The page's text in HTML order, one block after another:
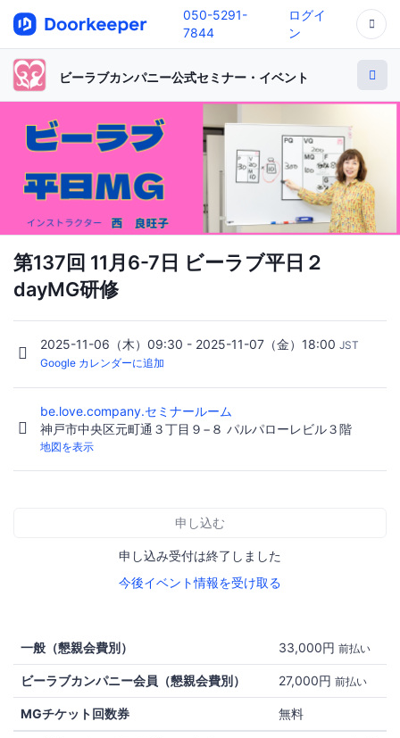
050-5291-
7844
ログイ
ン
ビーラブカンパニー公式セミナー・イベント
第137回 11月6-7日 ビーラブ平日２
dayMG研修
2025-11-06（木）09:30 - 2025-11-07（金）18:00 JST
Google カレンダーに追加
be.love.company.セミナールーム
神戸市中央区元町通３丁目９−８ パルパローレビル３階
地図を表示
申し込む
申し込み受付は終了しました
今後イベント情報を受け取る
一般（懇親会費別） 33,000円 前払い
ビーラブカンパニー会員（懇親会費別） 27,000円 前払い
MGチケット回数券 無料